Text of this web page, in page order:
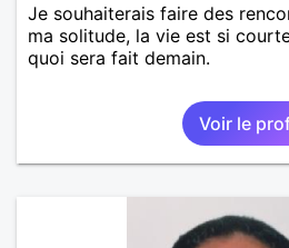
Je souhaiterais faire des
ma solitude, la vie est si
quoi sera fait demain.
Voir le